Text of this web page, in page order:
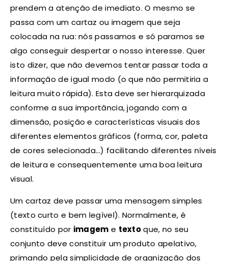
prendem a atenção de imediato. O mesmo se
passa com um cartaz ou imagem que seja
colocada na rua: nós passamos e só paramos se
algo conseguir despertar o nosso interesse. Quer
isto dizer, que não devemos tentar passar toda a
informação de igual modo (o que não permitiria a
leitura muito rápida). Esta deve ser hierarquizada
conforme a sua importância, jogando com a
dimensão, posição e características visuais dos
diferentes elementos gráficos (forma, cor, paleta
de cores selecionada…) facilitando diferentes níveis
de leitura e consequentemente uma boa leitura
visual.
Um cartaz deve passar uma mensagem simples
(texto curto e bem legível). Normalmente, é
constituído por imagem e textoque, no seu
conjunto deve constituir um produto apelativo,
primando pela simplicidade de organização dos